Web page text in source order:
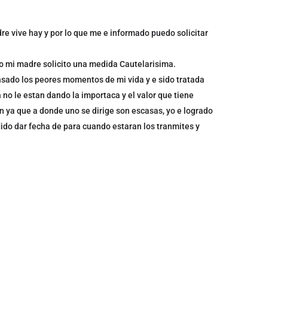
vive hay y por lo que me e informado puedo solicitar
mi madre solicito una medida Cautelarisima.
los peores momentos de mi vida y e sido tratada
le estan dando la importaca y el valor que tiene
que a donde uno se dirige son escasas, yo e logrado
dar fecha de para cuando estaran los tranmites y